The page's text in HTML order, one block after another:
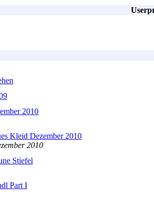
2010
Kleid Dezember 2010
2010
Stiefel
Part I